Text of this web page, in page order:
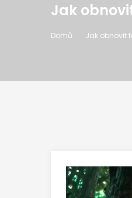
Jak
Domů Jak obnovit